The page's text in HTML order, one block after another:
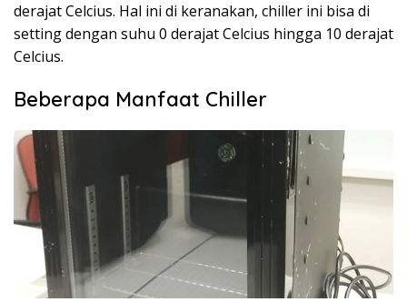
derajat Celcius. Hal ini di keranakan, chiller ini bisa di
setting dengan suhu 0 derajat Celcius hingga 10 derajat
Celcius.
Beberapa Manfaat Chiller